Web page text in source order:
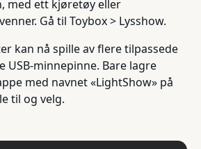
med ett kjøretøy eller
Gå til Toybox > Lysshow.
kan nå spille av flere tilpassede
USB-minnepinne. Bare lagre
med navnet «LightShow» på
til og velg.